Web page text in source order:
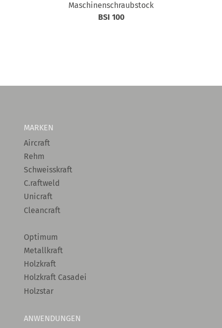
Maschinenschraubstock
BSI 100
MARKEN
Aircraft
Rehm
Schweisskraft
C.raftweld
Unicraft
Cleancraft
Optimum
Metallkraft
Holzkraft
Holzkraft Casadei
Holzstar
ANWENDUNGEN